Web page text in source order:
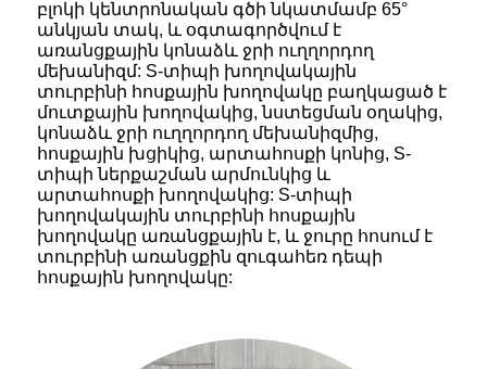
բլոկի կենտրոնական գծի նկատմամբ 65°
անկյան տակ, և օգտագործվում է
առանցքային կոնաձև ջրի ուղղորդող
մեխանիզմ: S-տիպի խողովակային
տուրբինի հոսքային խողովակը բաղկացած է
մուտքային խողովակից, նստեցման օղակից,
կոնաձև ջրի ուղղորդող մեխանիզմից,
հոսքային խցիկից, արտահոսքի կոնից, S-
տիպի ներքաշման արմունկից և
արտահոսքի խողովակից: S-տիպի
խողովակային տուրբինի հոսքային
խողովակը առանցքային է, և ջուրը հոսում է
տուրբինի առանցքին զուգահեռ դեպի
հոսքային խողովակը: